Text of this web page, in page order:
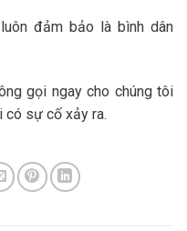
đảm bảo là bình dân
gọi ngay cho chúng tôi
có sự cố xảy ra.